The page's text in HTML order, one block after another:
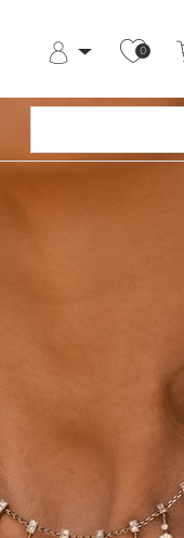
Registrieren
Hilfe & Kontakt
0